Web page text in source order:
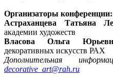
Организаторы конференции:
Астраханцева Татьяна
академии художеств
Власова Ольга
декоративных искусств РАХ
Дополнительная
decorative_art@rah.ru